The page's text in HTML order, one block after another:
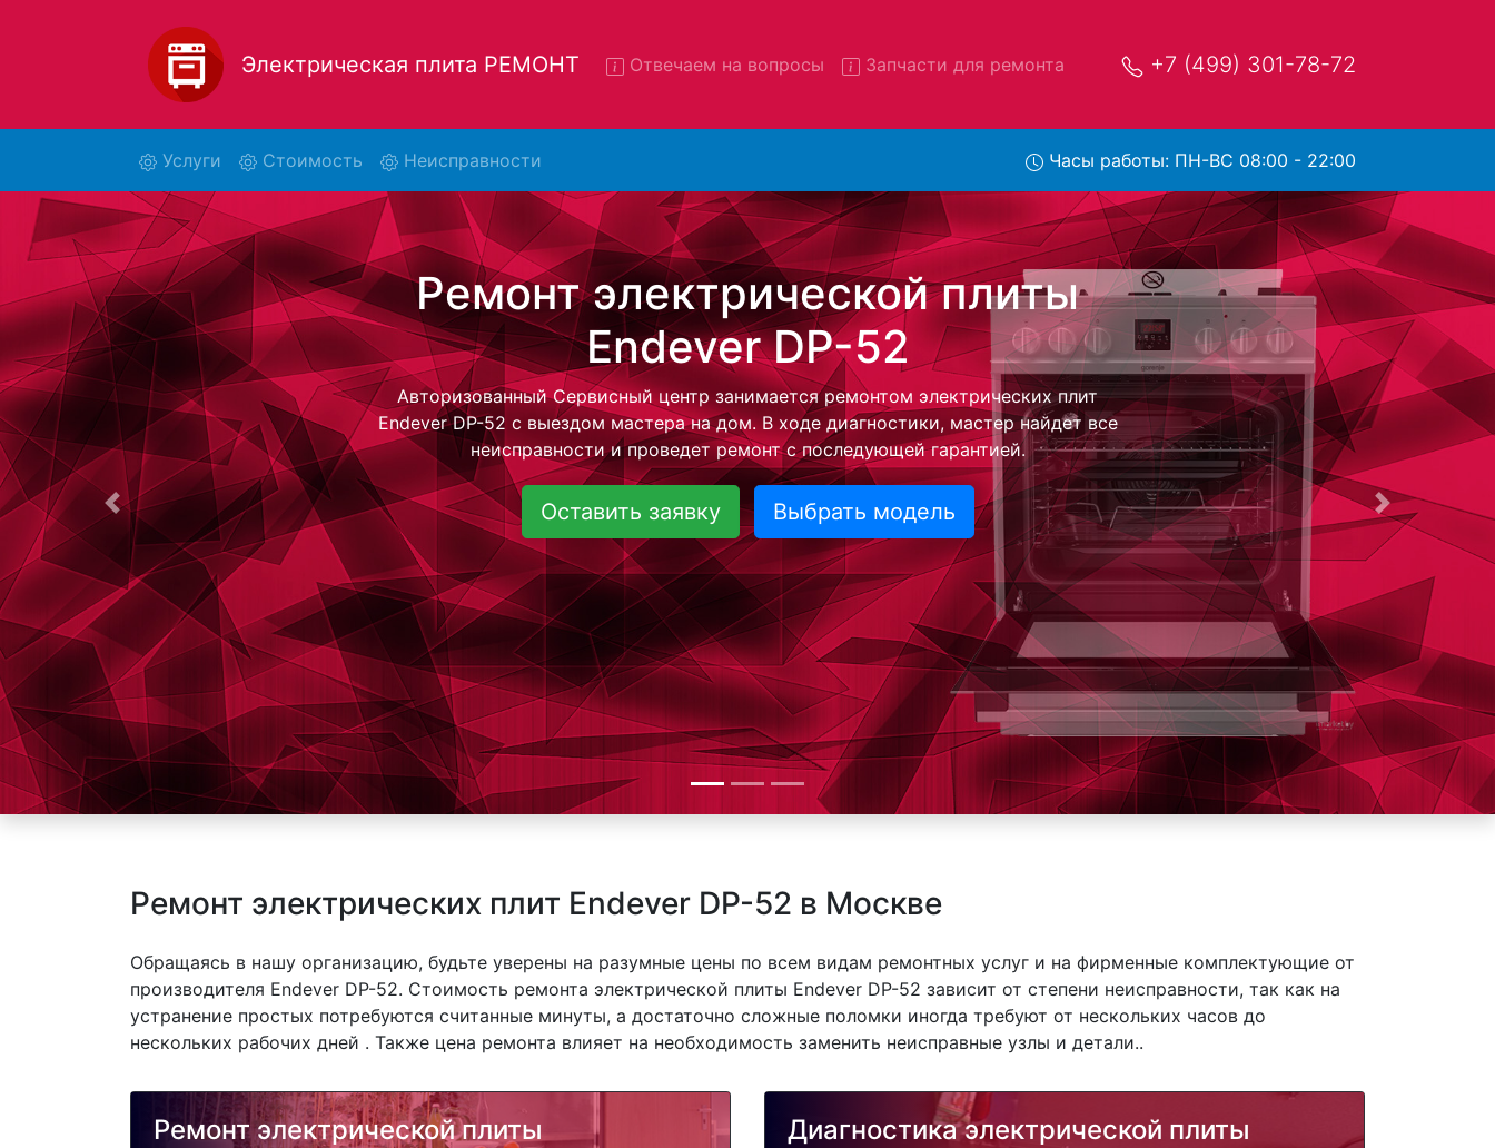
Электрическая плита РЕМОНТ Отвечаем на вопросы Запчасти для ремонта +7 (499) 301-78-72
Услуги (current)Стоимость Неисправности Часы работы: ПН-ВС 08:00 - 22:00
Ремонт электрических плит Endever DP-
52 с вывозом в сервис
Ремонт электрических плит Endever DP-52 с вывозом в сервисный центр и обратно
- с помощью нашей бесплатной услуги, специалист заберет Ваш электрическую
плиту для дальнейшего более детального ремонта. Оговоренная стоимость
ремонта останется неизменно при возвращении видеотехники обратно.
Оставить заявку Выбрать модель
Предыдущая Следующая
Ремонт электрических плит Endever DP-52 в Москве
Обращаясь в нашу организацию, будьте уверены на разумные цены по всем видам ремонтных услуг и на фирменные комплектующие от
производителя Endever DP-52. Стоимость ремонта электрической плиты Endever DP-52 зависит от степени неисправности, так как на
устранение простых потребуются считанные минуты, а достаточно сложные поломки иногда требуют от нескольких часов до
нескольких рабочих дней . Также цена ремонта влияет на необходимость заменить неисправные узлы и детали..
Ремонт электрической плиты Диагностика электрической плиты